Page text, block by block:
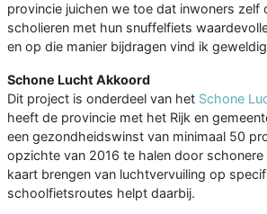
provincie juichen we toe dat inwoners zelf
scholieren met hun snuffelfiets
en op die manier bijdragen vind ik
Schone Lucht Akkoord
Dit project is onderdeel van het Schone
heeft de provincie met het Rijk en
een gezondheidswinst van minimaal 50
opzichte van 2016 te halen door
kaart brengen van luchtvervuiling op
schoolfietsroutes helpt daarbij.